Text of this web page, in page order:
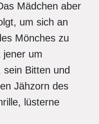
Mädchen aber
um sich an
Mönches zu
jener um
Bitten und
Jähzorn des
lüsterne